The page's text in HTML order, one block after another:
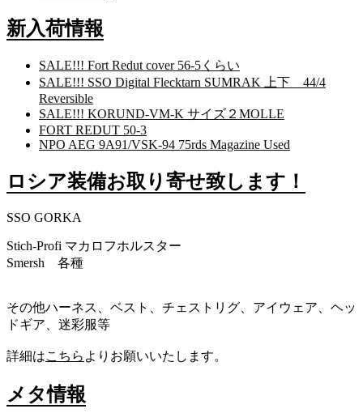
新入荷情報
SALE!!! Fort Redut cover 56-5くらい
SALE!!! SSO Digital Flecktarn SUMRAK 上下 44/4
Reversible
SALE!!! KORUND-VM-K サイズ２MOLLE
FORT REDUT 50-3
NPO AEG 9A91/VSK-94 75rds Magazine Used
ロシア装備お取り寄せ致します！
SSO GORKA
Stich-Profi マカロフホルスター
Smersh 各種
その他ハーネス、ベスト、チェストリグ、アイウェア、ヘッ
ドギア、迷彩服等
詳細はこちら よりお願いいたします。
メタ情報